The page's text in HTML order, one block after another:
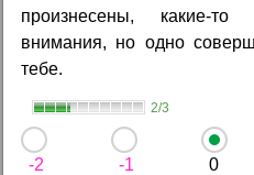
произнесены, какие-
внимания, но одно
тебе.
2/3
-2 -1 0